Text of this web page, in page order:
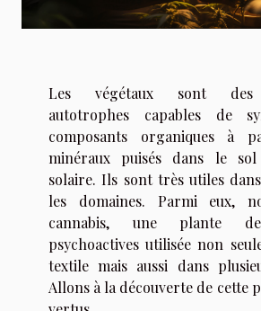
Les végétaux sont des
autotrophes capables de
composants organiques à
minéraux puisés dans le sol
solaire. Ils sont très utiles
les domaines. Parmi eux,
cannabis, une plante
psychoactives utilisée non
textile mais aussi dans
Allons à la découverte de cette